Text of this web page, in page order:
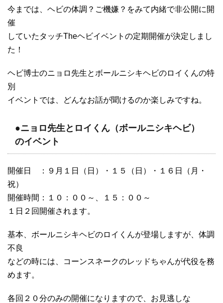
今までは、ヘビの体調？ご機嫌？をみて内緒で非公開に開
催
していたタッチTheヘビイベントの定期開催が決定しまし
た！
ヘビ博士のニョロ先生とボールニシキヘビのロイくんの特
別
イベントでは、どんなお話が聞けるのか楽しみですね。
●ニョロ先生とロイくん（ボールニシキヘビ）
のイベント
開催日 ：９月１日（日）・１５（日）・１６日（月・
祝）
開催時間：１０：００～、１５：００～
１日２回開催されます。
基本、ボールニシキヘビのロイくんが登場しますが、体調
不良
などの時には、コーンスネークのレッドちゃんが代役を務
めます。
各回２０分のみの開催になりますので、お見逃しな